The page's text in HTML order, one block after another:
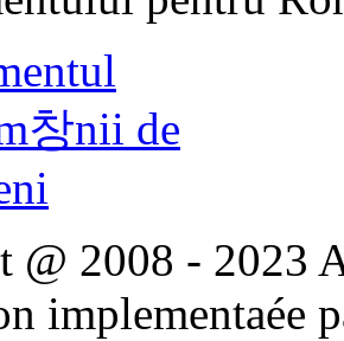
@ 2008 - 2023
implementaée